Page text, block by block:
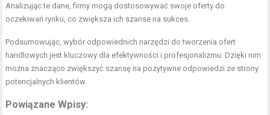
Analizując te dane, firmy mogą dostosowywać swoje oferty do
oczekiwań rynku, co zwiększa ich szanse na sukces.
Podsumowując, wybór odpowiednich narzędzi do tworzenia ofert
handlowych jest kluczowy dla efektywności i profesjonalizmu. Dzięki nim
można znacząco zwiększyć szansę na pozytywne odpowiedzi ze strony
potencjalnych klientów.
Powiązane Wpisy: